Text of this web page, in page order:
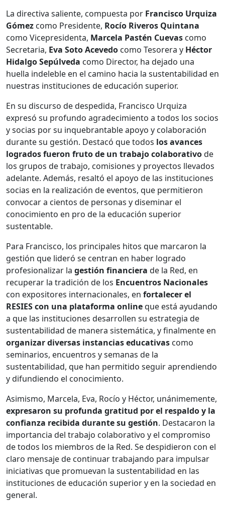
La directiva saliente, compuesta por Francisco Urquiza
Gómez como Presidente, Rocío Riveros Quintana
como Vicepresidenta, Marcela Pastén Cuevas como
Secretaria, Eva Soto Acevedo como Tesorera y Héctor
Hidalgo Sepúlveda como Director, ha dejado una
huella indeleble en el camino hacia la sustentabilidad en
nuestras instituciones de educación superior.
En su discurso de despedida, Francisco Urquiza
expresó su profundo agradecimiento a todos los socios
y socias por su inquebrantable apoyo y colaboración
durante su gestión. Destacó que todos los avances
logrados fueron fruto de un trabajo colaborativode
los grupos de trabajo, comisiones y proyectos llevados
adelante. Además, resaltó el apoyo de las instituciones
socias en la realización de eventos, que permitieron
convocar a cientos de personas y diseminar el
conocimiento en pro de la educación superior
sustentable.
Para Francisco, los principales hitos que marcaron la
gestión que lideró se centran en haber logrado
profesionalizar la gestión financiera de la Red, en
recuperar la tradición de los Encuentros Nacionales
con expositores internacionales, en fortalecer el
RESIES con una plataforma onlineque está ayudando
a que las instituciones desarrollen su estrategia de
sustentabilidad de manera sistemática, y finalmente en
organizar diversas instancias educativas como
seminarios, encuentros y semanas de la
sustentabilidad, que han permitido seguir aprendiendo
y difundiendo el conocimiento.
Asimismo, Marcela, Eva, Rocío y Héctor, unánimemente,
expresaron su profunda gratitud por el respaldo y la
confianza recibida durante su gestión. Destacaron la
importancia del trabajo colaborativo y el compromiso
de todos los miembros de la Red. Se despidieron con el
claro mensaje de continuar trabajando para impulsar
iniciativas que promuevan la sustentabilidad en las
instituciones de educación superior y en la sociedad en
general.